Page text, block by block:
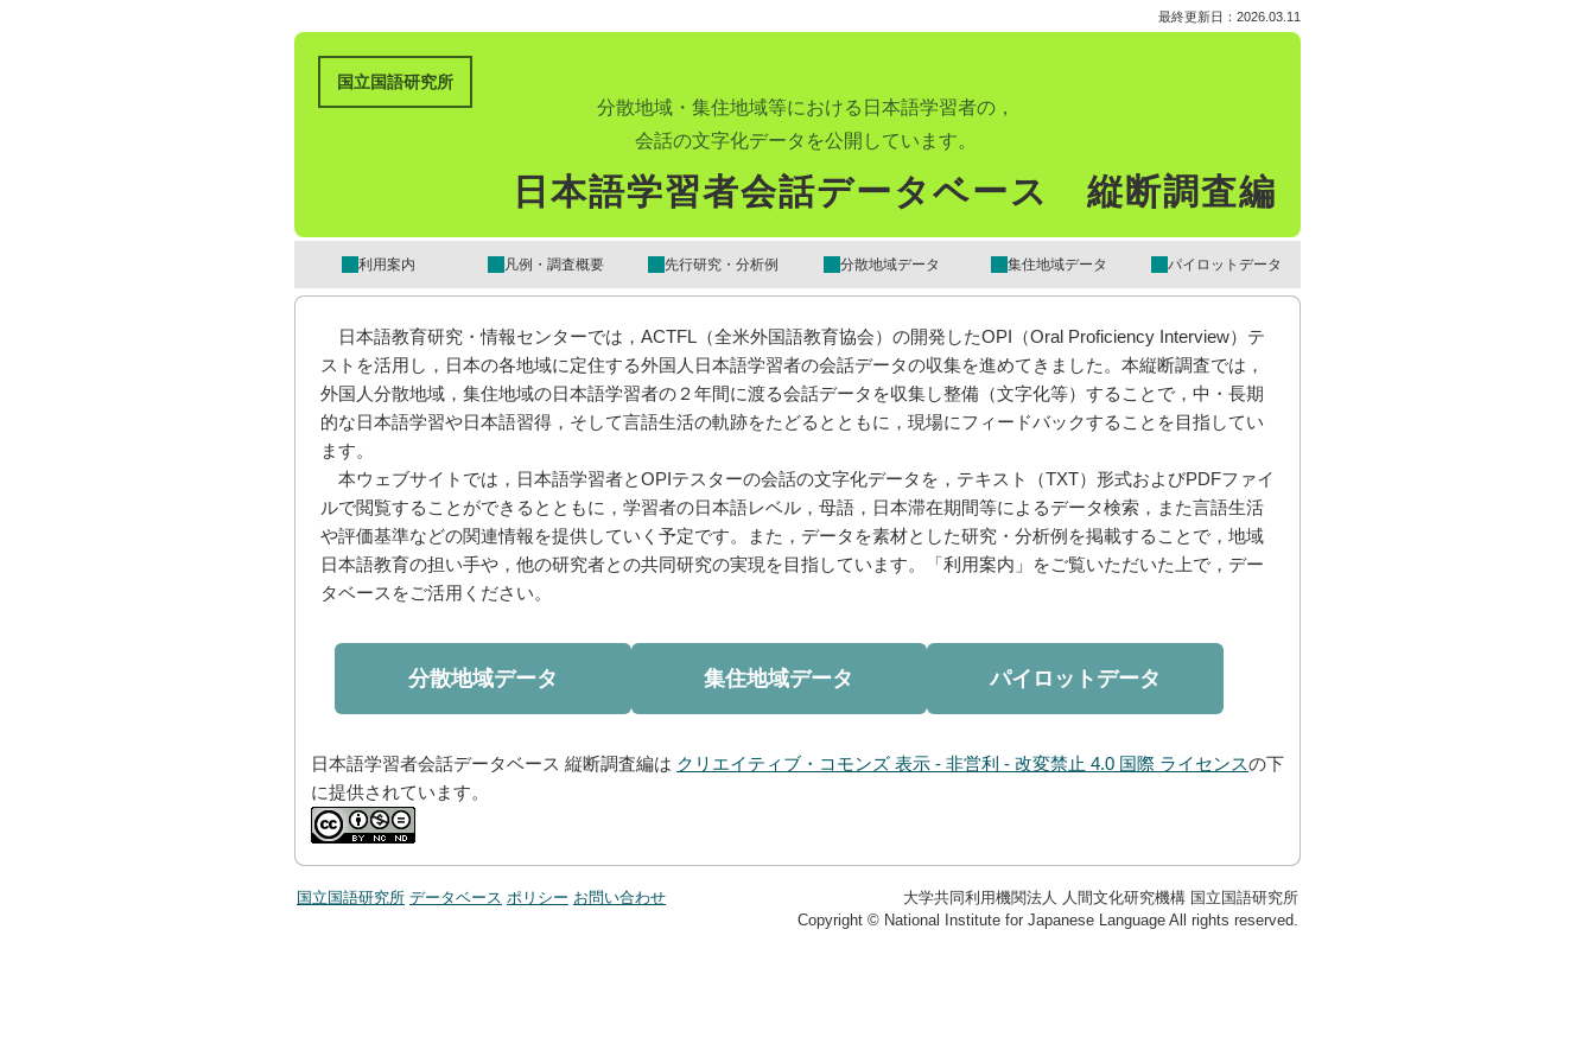
最終更新日：2026.03.11
国立国語研究所
分散地域・集住地域等における日本語学習者の，
会話の文字化データを公開しています。
日本語学習者会話データベース 縦断調査編
利用案内 凡例・調査概要 先行研究・分析例 分散地域データ 集住地域データ パイロットデータ
日本語教育研究・情報センターでは，ACTFL（全米外国語教育協会）の開発したOPI（Oral Proficiency Interview）テ
ストを活用し，日本の各地域に定住する外国人日本語学習者の会話データの収集を進めてきました。本縦断調査では，
外国人分散地域，集住地域の日本語学習者の２年間に渡る会話データを収集し整備（文字化等）することで，中・長期
的な日本語学習や日本語習得，そして言語生活の軌跡をたどるとともに，現場にフィードバックすることを目指してい
ます。
本ウェブサイトでは，日本語学習者とOPIテスターの会話の文字化データを，テキスト（TXT）形式およびPDFファイ
ルで閲覧することができるとともに，学習者の日本語レベル，母語，日本滞在期間等によるデータ検索，また言語生活
や評価基準などの関連情報を提供していく予定です。また，データを素材とした研究・分析例を掲載することで，地域
日本語教育の担い手や，他の研究者との共同研究の実現を目指しています。「利用案内」をご覧いただいた上で，デー
タベースをご活用ください。
分散地域データ 集住地域データ パイロットデータ
日本語学習者会話データベース 縦断調査編は クリエイティブ・コモンズ 表示 - 非営利 - 改変禁止 4.0 国際 ライセンスの下
に提供されています。
国立国語研究所 データベース ポリシー お問い合わせ
大学共同利用機関法人 人間文化研究機構 国立国語研究所
Copyright © National Institute for Japanese Language All rights reserved.